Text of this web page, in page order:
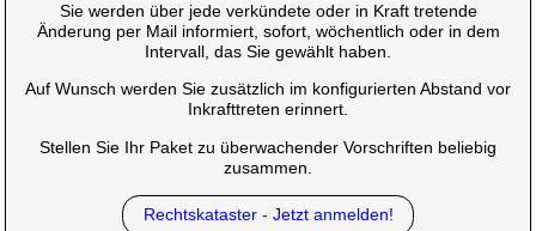
Sie werden über jede verkündete oder in Kraft tretende
Änderung per Mail informiert, sofort, wöchentlich oder in dem
Intervall, das Sie gewählt haben.
Auf Wunsch werden Sie zusätzlich im konfigurierten Abstand vor
Inkrafttreten erinnert.
Stellen Sie Ihr Paket zu überwachender Vorschriften beliebig
zusammen.
Rechtskataster - Jetzt anmelden!